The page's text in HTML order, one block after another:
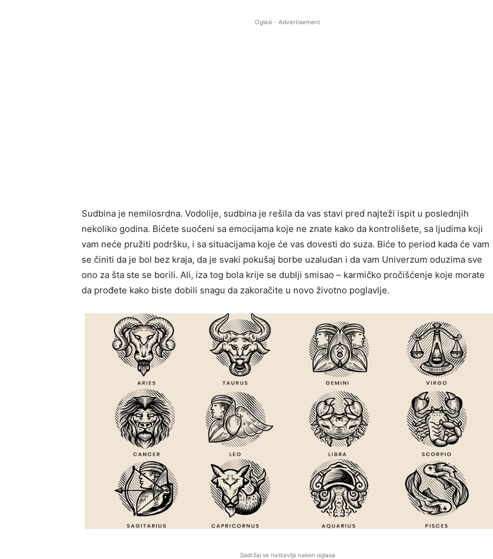
Oglasi - Advertisement
Sudbina je nemilosrdna. Vodolije, sudbina je rešila da vas stavi pred najteži ispit u poslednjih
nekoliko godina. Bićete suočeni sa emocijama koje ne znate kako da kontrolišete, sa ljudima koji
vam neće pružiti podršku, i sa situacijama koje će vas dovesti do suza. Biće to period kada će vam
se činiti da je bol bez kraja, da je svaki pokušaj borbe uzaludan i da vam Univerzum oduzima sve
ono za šta ste se borili. Ali, iza tog bola krije se dublji smisao – karmičko pročišćenje koje morate
da prođete kako biste dobili snagu da zakoračite u novo životno poglavlje.
Sadržaj se nastavlja nakon oglasa